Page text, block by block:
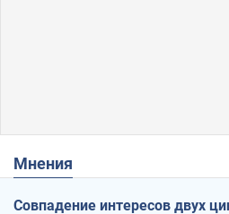
Мнения
Совпадение интересов двух